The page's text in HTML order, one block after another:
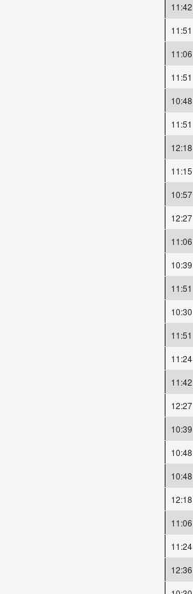
11:42
11:51
11:06
11:51
10:48
11:51
12:18
11:15
10:57
12:27
11:06
10:39
11:51
10:30
11:51
11:24
11:42
12:27
10:39
10:48
10:48
12:18
11:06
11:24
12:36